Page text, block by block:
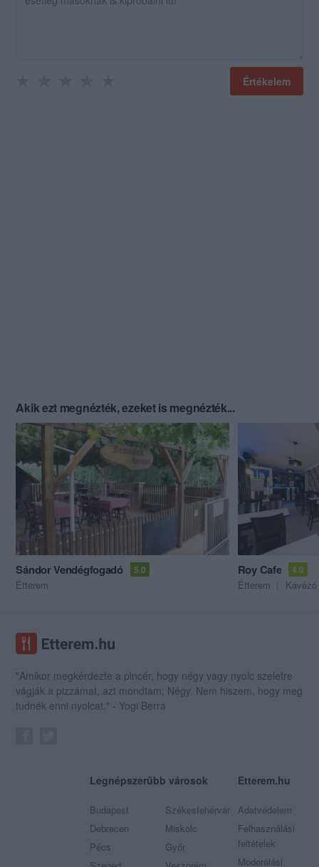
Értékelem
Akik ezt megnézték, ezeket is megnézték...
Sándor Vendégfogadó 5.0
Étterem
Roy Cafe 4.0
Étterem Kávézó
"Amikor megkérdezte a pincér, hogy négy vagy nyolc szeletre
vágják a pizzámat, azt mondtam; Négy. Nem hiszem, hogy meg
tudnék enni nyolcat." - Yogi Berra
Legnépszerűbb városok
Budapest
Debrecen
Pécs
Székesfehérvár
Miskolc
Győr
Etterem.hu
Adatvédelem
Felhasználási
feltételek
Moderálási